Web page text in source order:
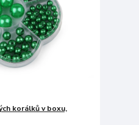
korálků v boxu,